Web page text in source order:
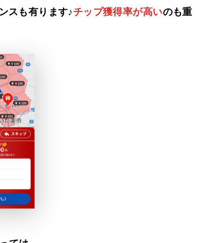
スも有ります♪チップ獲得率が高いのも重